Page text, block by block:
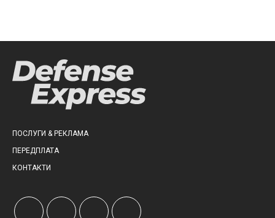
ПОСЛУГИ & РЕКЛАМА
ПЕРЕДПЛАТА
КОНТАКТИ